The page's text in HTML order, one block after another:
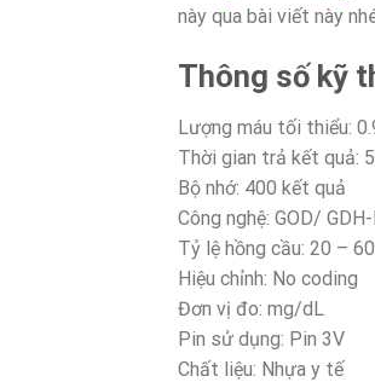
này qua bài viết này
Thông số kỹ
Lượng máu tối thiểu:
Thời gian trả kết quả:
Bộ nhớ: 400 kết quả
Công nghệ: GOD/
Tỷ lệ hồng cầu: 20 –
Hiệu chỉnh: No coding
Đơn vị đo: mg/dL
Pin sử dụng: Pin 3V
Chất liệu: Nhựa y tế